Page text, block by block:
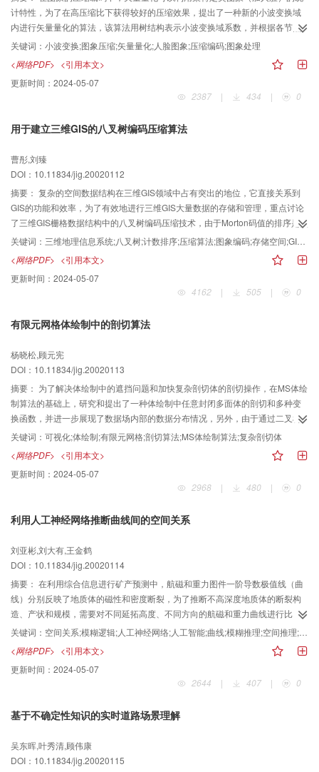
计特性，为了在高压缩比下获得较好的压缩效果，提出了一种新的小波变换域
内进行矢量量化的算法，该算法用树结构表示小波变换域系数，并根据各节点
值的重要程度，从每一棵树中提取一个矢量，然后进行矢量量化；解码时，为
SPIHT^[2]算法的思想标记这棵树，因为这样才能充分利用父子相关性和兄弟相
关性，从而显著地减少了标记信息，在提取矢量时，可用简单的阈值剪枝算
法，也可用SFQ^[3]的最佳剪枝算法，而且后者能进一步提高峰值信噪比，用该
的图象质量（视觉效果和峰值信噪比）比通常的小波压缩算法（如EZW，
关键词： 小波变换;图象压缩;矢量量化;人脸图象;压缩编码;图象处理
<网络PDF> <引用本文>
更新时间： 2024-05-07
2387
| 434 | 0
用于建立三维GIS的八叉树编码压缩算法
曹彤,刘臻
DOI：10.11834/jig.20020112
摘要： 复杂的空间数据结构在三维GIS领域中占有突出的地位，它直接关系到
GIS的功能和效率，为了有效地进行三维GIS大量数据的存储和管理，重点讨论
了三维GIS栅格数据结构中的八叉树编码压缩技术，由于Morton码值的排序是实
现八叉树编码压缩的基础，为此，根据Morton码排序的特殊性，提出了采用时
间复杂度为O（n）的计数排序算法，使排序速度大为撇提高，在此基础上进行
压缩处理，并对算法的时间及空间复杂度进行了分析，在PC机上进行的模拟实
验结果表明，在目标复杂度一定的前提下，八叉树存储数据占用空间小（当分
割阶次为9阶时，八叉树存储量只占栅格存储量的4.32%），是一种较为理想的
关键词： 三维地理信息系统;八叉树;计数排序;压缩算法;图象编码;存储空间;GIS;复杂度
<网络PDF> <引用本文>
更新时间： 2024-05-07
4162
| 505 | 0
有限元网格体绘制中的剖切算法
杨晓松,顾元宪
DOI：10.11834/jig.20020113
摘要： 为了解决体绘制中的遮挡问题和加快复杂剖切体的剖切操作，在MS体绘
制算法的基础上，研究和提出了一种体绘制中任意封闭多面体的剖切和多种变
换函数，并进一步展现了数据场内部的数据分布情况，另外，由于通过二叉树
对多剖切体情况下Stenceil参照值的合并，使得算法在每一切层上的绘制次数达
到最少，同时还统一了剖切体前后表面Stencil操作，并减少了不必要的法线运
算，从而大大加快了复杂剖切体的剖切操作。
关键词： 可视化;体绘制;有限元网格;剖切算法;MS体绘制算法;复杂剖切体
<网络PDF> <引用本文>
更新时间： 2024-05-07
2968
| 480 | 0
利用人工神经网络推断曲线间的空间关系
刘亚彬,刘大有,王金鹤
DOI：10.11834/jig.20020114
摘要： 在利用综合信息进行矿产预测中，航磁和重力图件一阶导数极值线（曲
线）分别反映了地质体的磁性和密度断裂，为了推断不高深度地质体的断裂构
造、产状和规模，需要对不同延拓高度、不同方向的航磁和重力曲线进行比
较，以推断它们之间的空间关系是否相似，只有相似的曲线所反映的断裂才是
可靠的，为了能够自动进行这种推理分析，给出了曲线间空间关系推理的神经
网络方法，并且与传统的曲线间空间关系的判断方法进行了比较，结果表明，
利用神经网络方法进行曲线间空间关系分析所得到的判断结果与权威地质专家
的判断非常吻合，在实际应用中取得了令人满意的效果。
关键词： 空间关系;模糊逻辑;人工神经网络;人工智能;曲线;模糊推理;空间推理;矿产预测
<网络PDF> <引用本文>
更新时间： 2024-05-07
2644
| 407 | 0
基于不确定性知识的实时道路场景理解
吴东晖,叶秀清,顾伟康
DOI：10.11834/jig.20020115